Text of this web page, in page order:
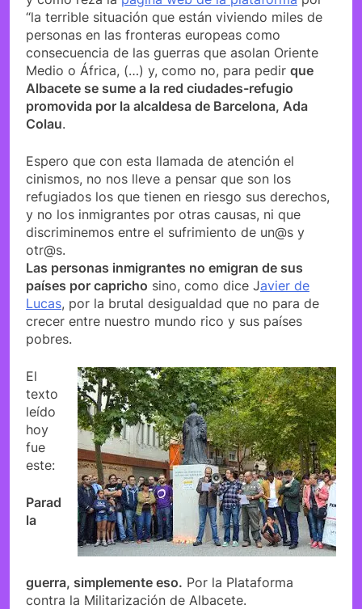
“la terrible situación que están viviendo miles de
personas en las fronteras europeas como
consecuencia de las guerras que asolan Oriente
Medio o África, (…) y, como no, para pedir que
Albacete se sume a la red ciudades-refugio
promovida por la alcaldesa de Barcelona, Ada
Colau.
Espero que con esta llamada de atención el
cinismos, no nos lleve a pensar que son los
refugiados los que tienen en riesgo sus derechos,
y no los inmigrantes por otras causas, ni que
discriminemos entre el sufrimiento de un@s y
otr@s.
Las personas inmigrantes no emigran de sus
países por capricho sino, como dice Javier de
Lucas, por la brutal desigualdad que no para de
crecer entre nuestro mundo rico y sus países
pobres.
El
texto
leído
hoy
fue
este:
Parad
la
guerra, simplemente eso. Por la Plataforma
contra la Militarización de Albacete.